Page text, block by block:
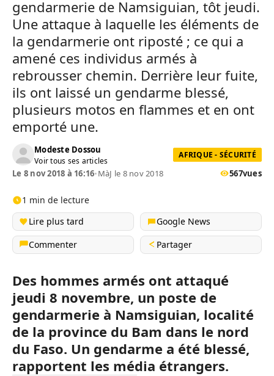
gendarmerie de Namsiguian, tôt jeudi.
Une attaque à laquelle les éléments de
la gendarmerie ont riposté ; ce qui a
amené ces individus armés à
rebrousser chemin. Derrière leur fuite,
ils ont laissé un gendarme blessé,
plusieurs motos en flammes et en ont
emporté une.
Modeste Dossou
Voir tous ses articles
AFRIQUE - SÉCURITÉ
Le 8 nov 2018 à 16:16•MàJ le 8 nov 2018 567vues
1 min de lecture
Lire plus tard
Google News
Commenter
Partager
Des hommes armés ont attaqué
jeudi 8 novembre, un poste de
gendarmerie à Namsiguian, localité
de la province du Bam dans le nord
du Faso. Un gendarme a été blessé,
rapportent les média étrangers.